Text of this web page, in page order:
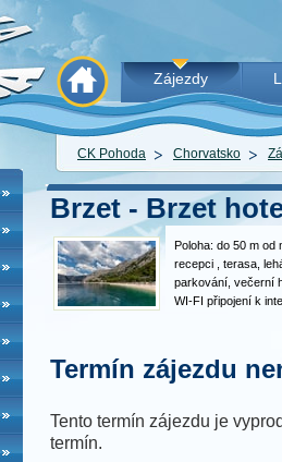
Zájezdy
CK Pohoda Chorvatsko
Brzet - Brzet
Poloha: do 50 m od
recepci , terasa,
parkování, večerní
WI-FI připojení k
Termín zájezdu
Tento termín zájezdu je
termín.